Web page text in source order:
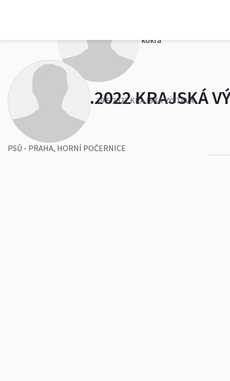
kokra
29.5.2022 KRAJSKÁ
29.5.2022 KRAJSKÁ VÝSTAVA
PSŮ - PRAHA, HORNÍ POČERNICE